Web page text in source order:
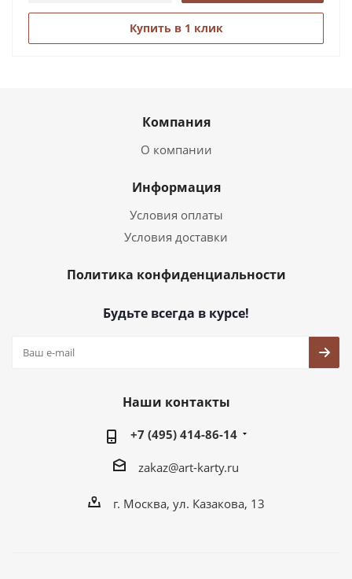
Купить в 1 клик
Компания
О компании
Информация
Условия оплаты
Условия доставки
Политика конфиденциальности
Будьте всегда в курсе!
Наши контакты
+7 (495) 414-86-14
zakaz@art-karty.ru
г. Москва, ул. Казакова, 13